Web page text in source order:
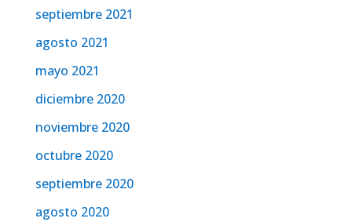
septiembre 2021
agosto 2021
mayo 2021
diciembre 2020
noviembre 2020
octubre 2020
septiembre 2020
agosto 2020